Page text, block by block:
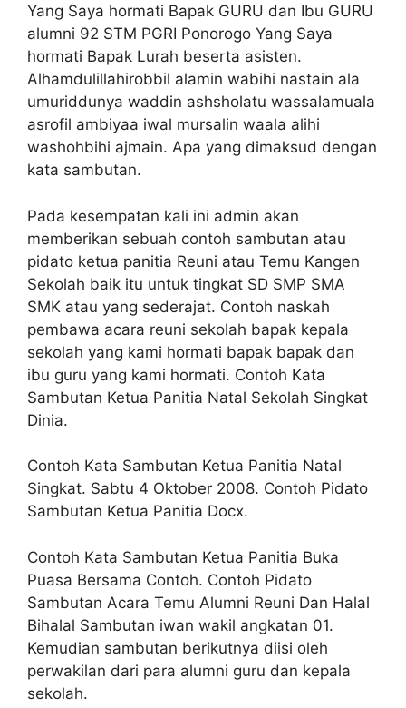
Yang Saya hormati Bapak GURU dan Ibu GURU
alumni 92 STM PGRI Ponorogo Yang Saya
hormati Bapak Lurah beserta asisten.
Alhamdulillahirobbil alamin wabihi nastain ala
umuriddunya waddin ashsholatu wassalamuala
asrofil ambiyaa iwal mursalin waala alihi
washohbihi ajmain. Apa yang dimaksud dengan
kata sambutan.
Pada kesempatan kali ini admin akan
memberikan sebuah contoh sambutan atau
pidato ketua panitia Reuni atau Temu Kangen
Sekolah baik itu untuk tingkat SD SMP SMA
SMK atau yang sederajat. Contoh naskah
pembawa acara reuni sekolah bapak kepala
sekolah yang kami hormati bapak bapak dan
ibu guru yang kami hormati. Contoh Kata
Sambutan Ketua Panitia Natal Sekolah Singkat
Dinia.
Contoh Kata Sambutan Ketua Panitia Natal
Singkat. Sabtu 4 Oktober 2008. Contoh Pidato
Sambutan Ketua Panitia Docx.
Contoh Kata Sambutan Ketua Panitia Buka
Puasa Bersama Contoh. Contoh Pidato
Sambutan Acara Temu Alumni Reuni Dan Halal
Bihalal Sambutan iwan wakil angkatan 01.
Kemudian sambutan berikutnya diisi oleh
perwakilan dari para alumni guru dan kepala
sekolah.